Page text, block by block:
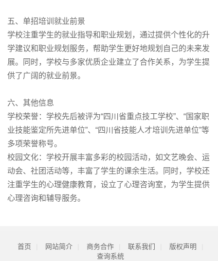
五、单招培训就业前景
学校注重学生的就业指导和职业规划，通过提供个性化的升
学建议和职业规划服务，帮助学生更好地规划自己的未来发
展。同时，学校与多家优质企业建立了合作关系，为学生提
供了广阔的就业前景。
六、其他信息
学校荣誉：学校先后被评为“四川省重点技工学校”、“国家职
业技能鉴定所先进单位”、“四川省技能人才培训先进单位”等
多项荣誉称号。
校园文化：学校开展丰富多彩的校园活动，如文艺晚会、运
动会、社团活动等，丰富了学生的课余生活。同时，学校还
注重学生的心理健康教育，设立了心理咨询室，为学生提供
心理咨询和辅导服务。
首页 网站简介 商务合作 联系我们 版权声明
查询系统